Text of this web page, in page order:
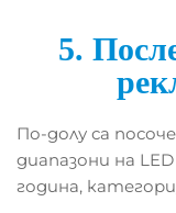
5.
По-долу са
диапазони на
година,